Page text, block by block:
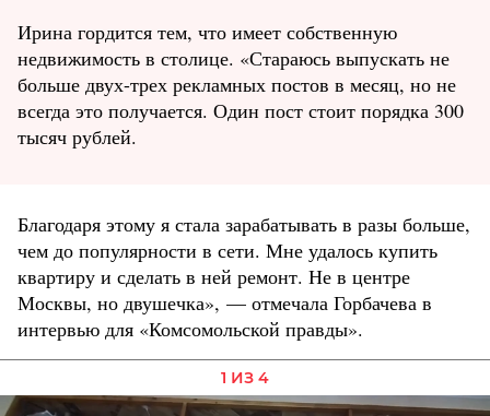
Ирина гордится тем, что имеет собственную
недвижимость в столице. «Стараюсь выпускать не
больше двух-трех рекламных постов в месяц, но не
всегда это получается. Один пост стоит порядка 300
тысяч рублей.
Благодаря этому я стала зарабатывать в разы больше,
чем до популярности в сети. Мне удалось купить
квартиру и сделать в ней ремонт. Не в центре
Москвы, но двушечка», — отмечала Горбачева в
интервью для «Комсомольской правды».
1 ИЗ 4